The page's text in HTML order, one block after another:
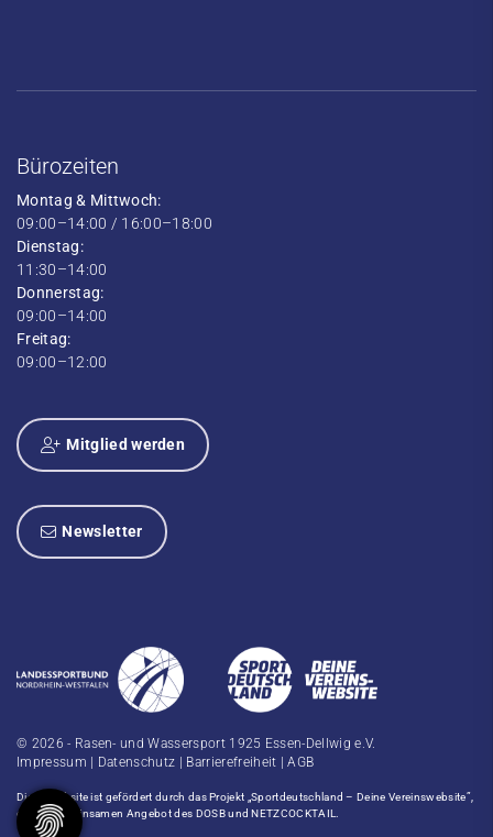
Bürozeiten
Montag & Mittwoch:
09:00–14:00 / 16:00–18:00
Dienstag:
11:30–14:00
Donnerstag:
09:00–14:00
Freitag:
09:00–12:00
Mitglied werden
Newsletter
© 2026 - Rasen- und Wassersport 1925 Essen-Dellwig e.V.
Impressum | Datenschutz | Barrierefreiheit |AGB
Diese Website ist gefördert durch das Projekt „Sportdeutschland – Deine Vereinswebsite”,
einem gemeinsamen Angebot des DOSB und NETZCOCKTAIL.